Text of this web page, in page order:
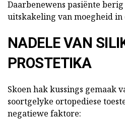
Daarbenewens pasiënte
uitskakeling van moegheid in
NADELE VAN
PROSTETIKA
Skoen hak kussings gemaak
soortgelyke ortopediese
negatiewe faktore: